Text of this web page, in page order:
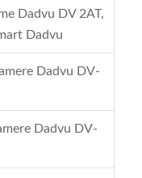
Dadvu DV 2AT,
Dadvu
Dadvu DV-
Dadvu DV-